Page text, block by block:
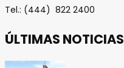
Tel.: (444) 822 2400
ÚLTIMAS NOTICIAS